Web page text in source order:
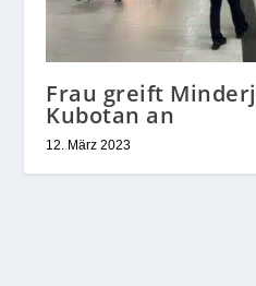
Frau greift
Kubotan an
12. März 2023